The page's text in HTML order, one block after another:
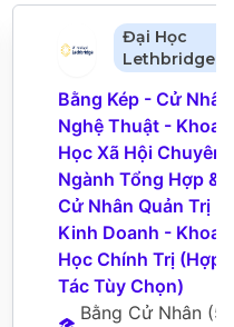
Đại Học
Lethbridge
Bằng Kép - Cử Nhân
Nghệ Thuật - Khoa
Học Xã Hội Chuyên
Ngành Tổng Hợp &
Cử Nhân Quản Trị
Kinh Doanh - Khoa
Học Chính Trị (Hợp
Tác Tùy Chọn)
Bằng Cử Nhân (5